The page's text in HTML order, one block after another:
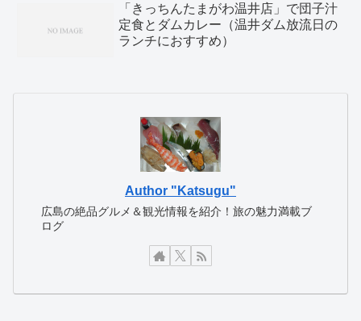
「きっちんたまがわ温井店」で団子汁
定食とダムカレー（温井ダム放流日の
ランチにおすすめ）
Author "Katsugu"
広島の絶品グルメ＆観光情報を紹介！旅の魅力満載ブ
ログ